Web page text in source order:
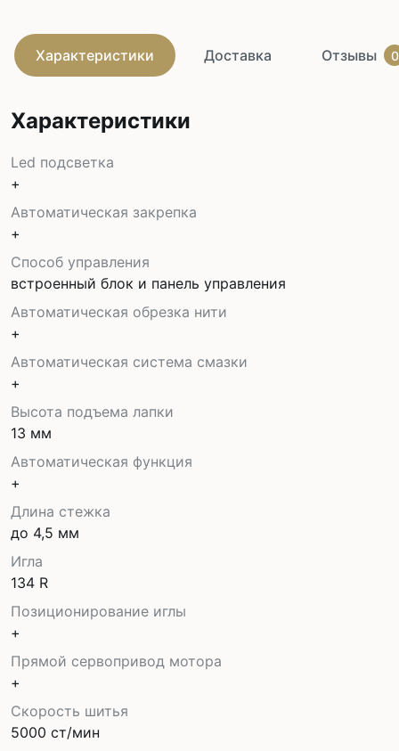
Характеристики Доставка Отзывы 0
Характеристики
Led подсветка
+
Автоматическая закрепка
+
Способ управления
встроенный блок и панель управления
Автоматическая обрезка нити
+
Автоматическая система смазки
+
Высота подъема лапки
13 мм
Автоматическая функция
+
Длина стежка
до 4,5 мм
Игла
134 R
Позиционирование иглы
+
Прямой сервопривод мотора
+
Скорость шитья
5000 ст/мин